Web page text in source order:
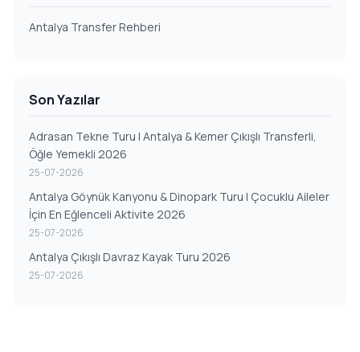
Antalya Transfer Rehberi
Son Yazılar
Adrasan Tekne Turu | Antalya & Kemer Çıkışlı Transferli,
Öğle Yemekli 2026
25-07-2026
Antalya Göynük Kanyonu & Dinopark Turu | Çocuklu Aileler
İçin En Eğlenceli Aktivite 2026
25-07-2026
Antalya Çıkışlı Davraz Kayak Turu 2026
25-07-2026